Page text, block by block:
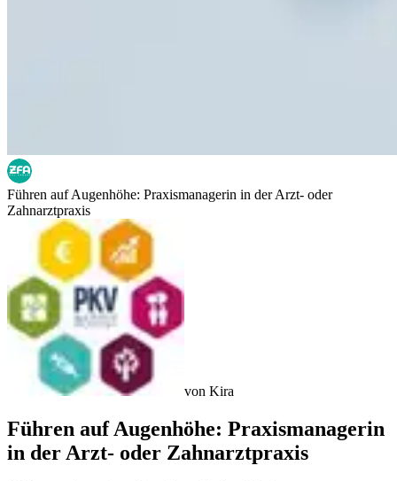
Führen auf Augenhöhe: Praxismanagerin in der Arzt- oder
Zahnarztpraxis
von Kira
Führen auf Augenhöhe: Praxismanagerin
in der Arzt- oder Zahnarztpraxis